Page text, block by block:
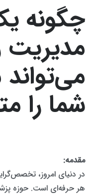
چگونه
مدیریت
شما را
مقدمه:
در دنیای امروز،
هر حرفه‌ای است. حوزه